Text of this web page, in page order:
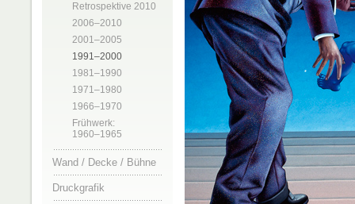
Retrospektive 2010
2006–2010
2001–2005
1991–2000
1981–1990
1971–1980
1966–1970
Frühwerk:
1960–1965
Wand / Decke / Bühne
Druckgrafik